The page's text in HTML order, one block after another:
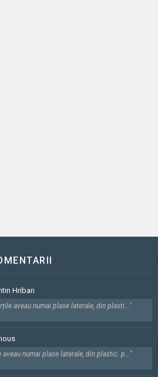
Hriban
aveau numai plase laterale, din plasti..."
aveau numai plase laterale, din plastic. p..."